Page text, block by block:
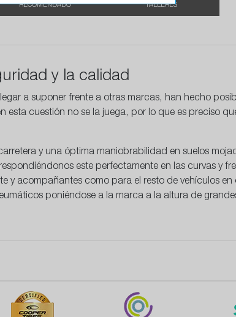
RECOMENDADO TALLERES
y la calidad
a suponer frente a otras marcas, han hecho
esta cuestión no se la juega, por lo que es preciso
y una óptima maniobrabilidad en suelos
este perfectamente en las curvas y
y acompañantes como para el resto de vehículos en
poniéndose a la marca a la altura de